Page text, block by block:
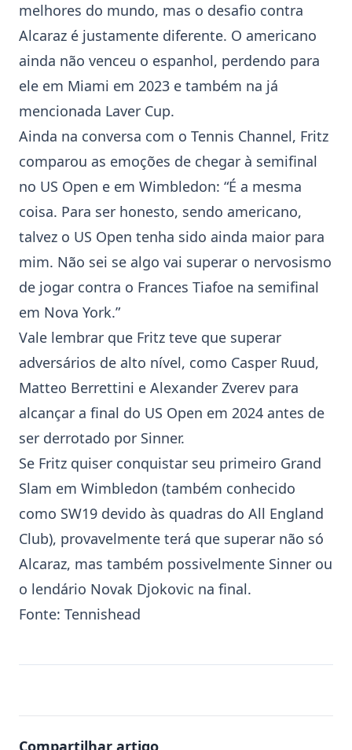
melhores do mundo, mas o desafio contra
Alcaraz é justamente diferente. O americano
ainda não venceu o espanhol, perdendo para
ele em Miami em 2023 e também na já
mencionada Laver Cup.
Ainda na conversa com o Tennis Channel, Fritz
comparou as emoções de chegar à semifinal
no US Open e em Wimbledon: “É a mesma
coisa. Para ser honesto, sendo americano,
talvez o US Open tenha sido ainda maior para
mim. Não sei se algo vai superar o nervosismo
de jogar contra o Frances Tiafoe na semifinal
em Nova York.”
Vale lembrar que Fritz teve que superar
adversários de alto nível, como Casper Ruud,
Matteo Berrettini e Alexander Zverev para
alcançar a final do US Open em 2024 antes de
ser derrotado por Sinner.
Se Fritz quiser conquistar seu primeiro Grand
Slam em Wimbledon (também conhecido
como SW19 devido às quadras do All England
Club), provavelmente terá que superar não só
Alcaraz, mas também possivelmente Sinner ou
o lendário Novak Djokovic na final.
Fonte: Tennishead
Compartilhar artigo